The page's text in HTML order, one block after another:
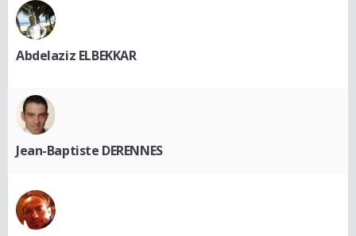
Abdelaziz ELBEKKAR
Jean-Baptiste DERENNES